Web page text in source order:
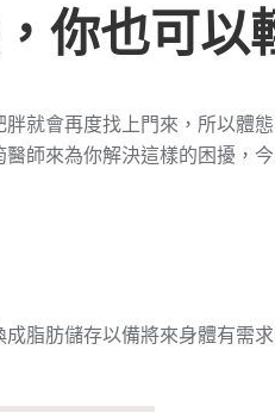
你也可以
就會再度找上門來，所以體
師來為你解決這樣的困擾，
脂肪儲存以備將來身體有需